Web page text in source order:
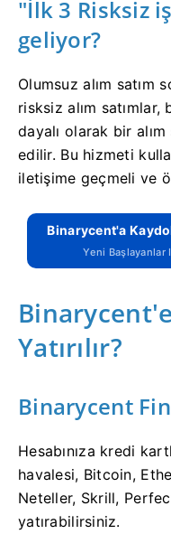
"İlk 3 Risksiz
geliyor?
Olumsuz alım satım
risksiz alım
dayalı olarak bir
edilir. Bu hizmeti
iletişime geçmeli ve
Binarycent'a
Yeni Başlayanlar
Yatırılır?
Binarycent
Hesabınıza kredi
havalesi, Bitcoin,
Neteller, Skrill,
yatırabilirsiniz.